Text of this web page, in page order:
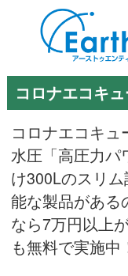
コロナエコキ
コロナエコキ
水圧「高圧力パ
け300Lのスリ
能な製品がある
なら7万円以上
も無料で実施中